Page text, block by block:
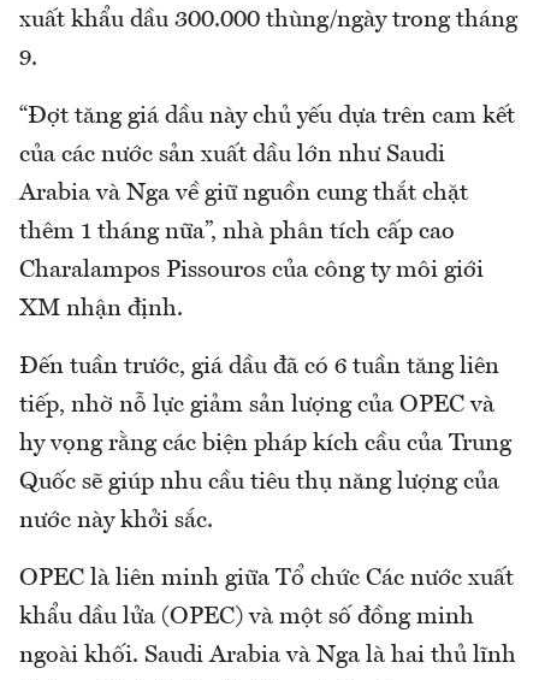
xuất khẩu dầu 300.000 thùng/ngày trong tháng
9.
“Đợt tăng giá dầu này chủ yếu dựa trên cam kết
của các nước sản xuất dầu lớn như Saudi
Arabia và Nga về giữ nguồn cung thắt chặt
thêm 1 tháng nữa”, nhà phân tích cấp cao
Charalampos Pissouros của công ty môi giới
XM nhận định.
Đến tuần trước, giá dầu đã có 6 tuần tăng liên
tiếp, nhờ nỗ lực giảm sản lượng của OPEC và
hy vọng rằng các biện pháp kích cầu của Trung
Quốc sẽ giúp nhu cầu tiêu thụ năng lượng của
nước này khởi sắc.
OPEC là liên minh giữa Tổ chức Các nước xuất
khẩu dầu lửa (OPEC) và một số đồng minh
ngoài khối. Saudi Arabia và Nga là hai thủ lĩnh